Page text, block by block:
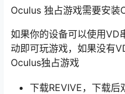
Oculus 独占游戏需要安装
如果你的设备可以使用VD
动即可玩游戏，如果没有
Oculus独占游戏
下载REVIVE，下载